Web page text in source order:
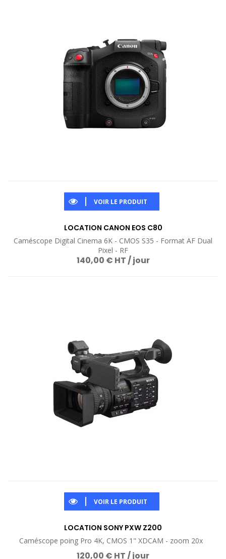
VOIR LE PRODUIT
LOCATION CANON EOS C80
Caméscope Digital Cinema 6K - CMOS S35 - Format AF Dual
Pixel - RF
140,00 € HT / jour
VOIR LE PRODUIT
LOCATION SONY PXW Z200
Caméscope poing Pro 4K, CMOS 1" XDCAM - zoom 20x
120,00 € HT / jour